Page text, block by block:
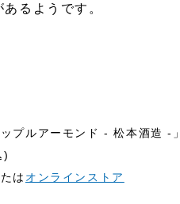
るようです。
プルアーモンド - 松本酒造 -」
)
は オンラインストア